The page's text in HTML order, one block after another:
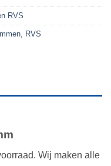
RVS
RVS
Wij maken alle